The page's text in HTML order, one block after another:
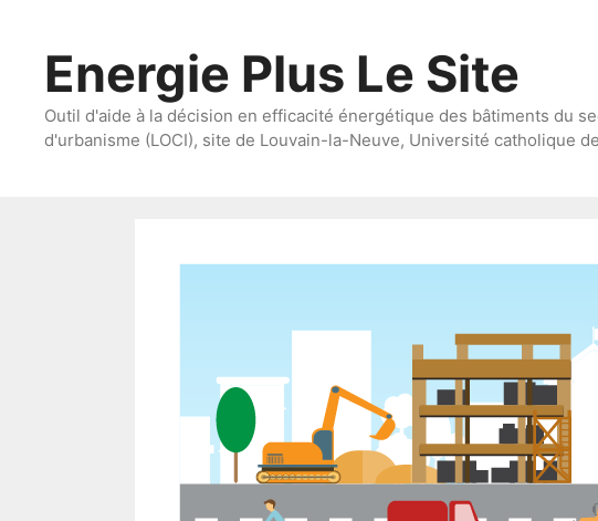
contenuEnergie Plus Le Site
Outil d'aide à la décision en efficacité énergétique des bâtiments du
d'urbanisme (LOCI), site de Louvain-la-Neuve, Université catholique